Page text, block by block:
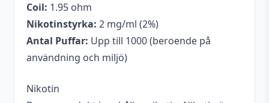
Coil: 1.95 ohm
Nikotinstyrka: 2 mg/ml (2%)
Antal Puffar: Upp till 1000 (beroende på
användning och miljö)
Nikotin